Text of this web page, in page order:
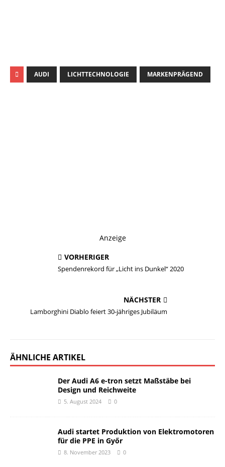
AUDI LICHTTECHNOLOGIE MARKENPRÄGEND
Anzeige
VORHERIGER
Spendenrekord für „Licht ins Dunkel“ 2020
NÄCHSTER
Lamborghini Diablo feiert 30-jähriges Jubiläum
ÄHNLICHE ARTIKEL
Der Audi A6 e-tron setzt Maßstäbe bei
Design und Reichweite
5. August 2024 0
Audi startet Produktion von Elektromotoren
für die PPE in Győr
8. November 2023 0